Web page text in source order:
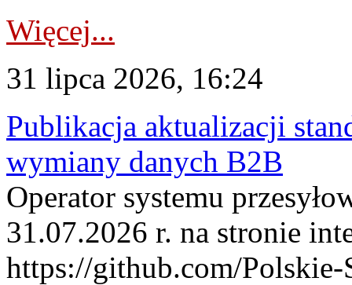
Więcej...
31 lipca 2026, 16:24
Publikacja aktualizacji
wymiany danych B2B
Operator systemu
31.07.2026 r. na stronie
https://github.com/Polskie-